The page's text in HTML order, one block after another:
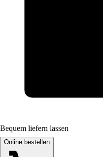
Bequem liefern lassen
Online bestellen